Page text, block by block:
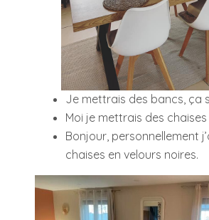
Je mettrais des bancs, ça
Moi je mettrais des
Bonjour, personnellement
chaises en velours noires.